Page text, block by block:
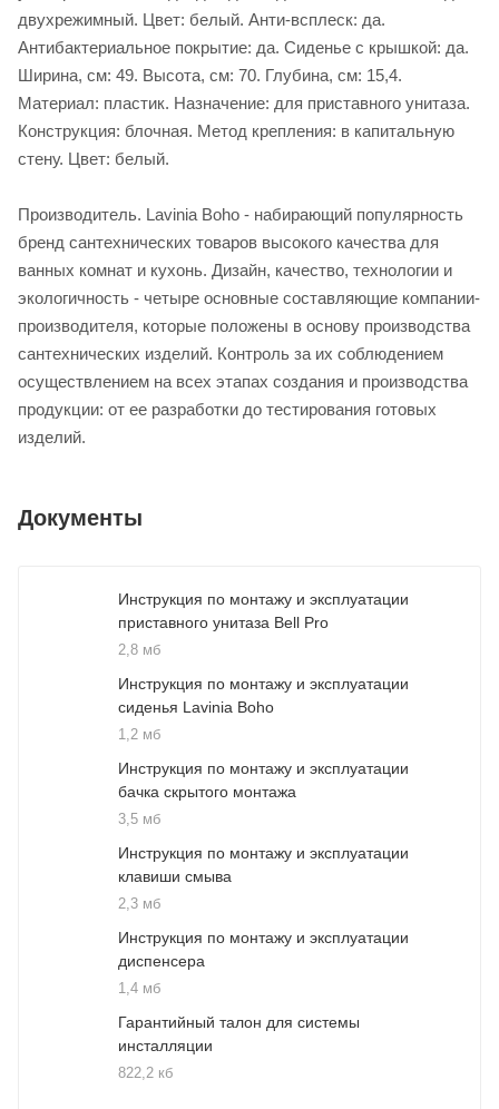
двухрежимный. Цвет: белый. Анти-всплеск: да.
Антибактериальное покрытие: да. Сиденье c крышкой: да.
Ширина, см: 49. Высота, см: 70. Глубина, см: 15,4.
Материал: пластик. Назначение: для приставного унитаза.
Конструкция: блочная. Метод крепления: в капитальную
стену. Цвет: белый.
Производитель. Lavinia Boho - набирающий популярность
бренд сантехнических товаров высокого качества для
ванных комнат и кухонь. Дизайн, качество, технологии и
экологичность - четыре основные составляющие компании-
производителя, которые положены в основу производства
сантехнических изделий. Контроль за их соблюдением
осуществлением на всех этапах создания и производства
продукции: от ее разработки до тестирования готовых
изделий.
Документы
Инструкция по монтажу и эксплуатации
приставного унитаза Bell Pro
2,8 мб
Инструкция по монтажу и эксплуатации
сиденья Lavinia Boho
1,2 мб
Инструкция по монтажу и эксплуатации
бачка скрытого монтажа
3,5 мб
Инструкция по монтажу и эксплуатации
клавиши смыва
2,3 мб
Инструкция по монтажу и эксплуатации
диспенсера
1,4 мб
Гарантийный талон для системы
инсталляции
822,2 кб